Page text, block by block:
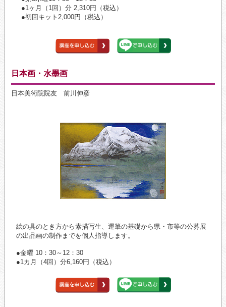
●1ヶ月（1回）分 2,310円（税込）
●初回キット2,000円（税込）
日本画・水墨画
日本美術院院友 前川伸彦
絵の具のとき方から素描写生、運筆の基礎から県・市等の公募展
の出品画の制作までを個人指導します。
●金曜 10：30～12：30
●1カ月（4回）分6,160円（税込）